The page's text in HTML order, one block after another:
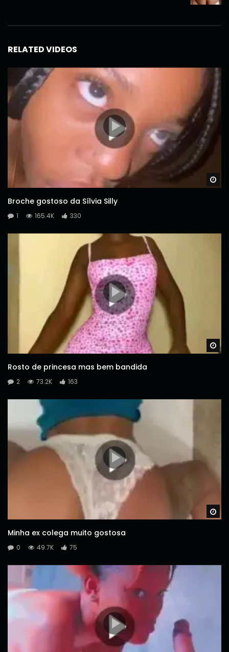
RELATED VIDEOS
Broche gostoso da Sílvia Silly
1 165.4K 330
Rosto de princesa mas bem bandida
2 73.2K 163
Minha ex colega muito gostosa
0 49.7K 75